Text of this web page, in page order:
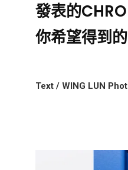
發表的
你希望得到
Text / WING LUN